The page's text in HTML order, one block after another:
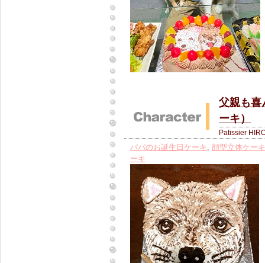
父親も喜
ーキ）
Patissier
パパのお誕生日ケーキ, 顔型立体ケーキ
ーキ